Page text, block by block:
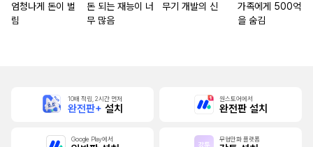
엄청나게 돈이 벌
림
돈 되는 재능이 너
무 많음
무기 개발의 신
가족에게 500억
을 숨김
10배 적립, 2시간 먼저
완전판+ 설치
원스토어에서
완전판 설치
Google Play에서 무협만화 플랫폼